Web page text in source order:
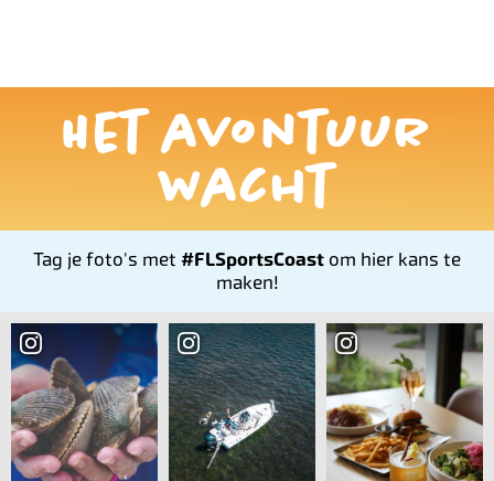
Het avontuur
wacht
Tag je foto's met #FLSportsCoast om hier kans te
maken!